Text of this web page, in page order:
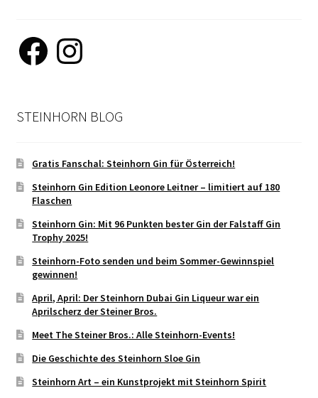
Facebook Instagram
STEINHORN BLOG
Gratis Fanschal: Steinhorn Gin für Österreich!
Steinhorn Gin Edition Leonore Leitner – limitiert auf 180
Flaschen
Steinhorn Gin: Mit 96 Punkten bester Gin der Falstaff Gin
Trophy 2025!
Steinhorn-Foto senden und beim Sommer-Gewinnspiel
gewinnen!
April, April: Der Steinhorn Dubai Gin Liqueur war ein
Aprilscherz der Steiner Bros.
Meet The Steiner Bros.: Alle Steinhorn-Events!
Die Geschichte des Steinhorn Sloe Gin
Steinhorn Art – ein Kunstprojekt mit Steinhorn Spirit